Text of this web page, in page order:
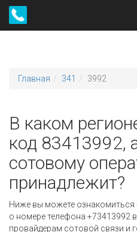
Главная 341 3992
В каком
код 83413992,
сотовому
принадлежит?
Ниже вы можете
о номере телефона +73413992
провайдерам сотовой связи и